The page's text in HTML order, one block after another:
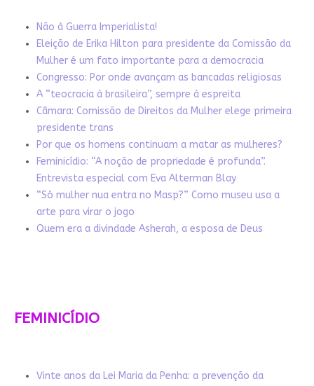
Não à Guerra Imperialista!
Eleição de Erika Hilton para presidente da Comissão da
Mulher é um fato importante para a democracia
Congresso: Por onde avançam as bancadas religiosas
A “teocracia à brasileira”, sempre à espreita
Câmara: Comissão de Direitos da Mulher elege primeira
presidente trans
Por que os homens continuam a matar as mulheres?
Feminicídio: “A noção de propriedade é profunda”.
Entrevista especial com Eva Alterman Blay
“Só mulher nua entra no Masp?” Como museu usa a
arte para virar o jogo
Quem era a divindade Asherah, a esposa de Deus
FEMINICÍDIO
Vinte anos da Lei Maria da Penha: a prevenção da